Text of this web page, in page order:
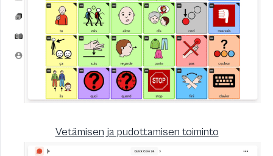
Vetämisen ja pudottamisen toiminto